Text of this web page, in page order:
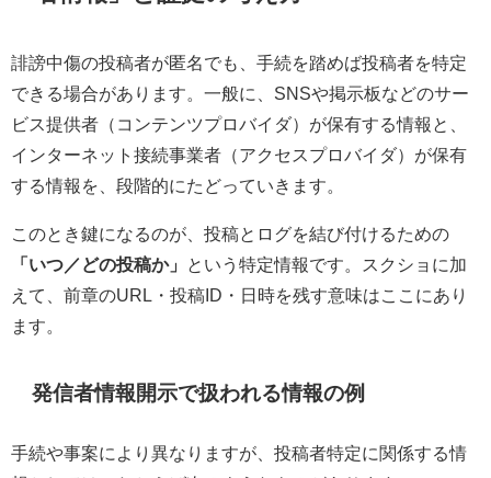
誹謗中傷の投稿者が匿名でも、手続を踏めば投稿者を特定
できる場合があります。一般に、SNSや掲示板などのサー
ビス提供者（コンテンツプロバイダ）が保有する情報と、
インターネット接続事業者（アクセスプロバイダ）が保有
する情報を、段階的にたどっていきます。
このとき鍵になるのが、投稿とログを結び付けるための
「いつ／どの投稿か」
という特定情報です。スクショに加
えて、前章のURL・投稿ID・日時を残す意味はここにあり
ます。
発信者情報開示で扱われる情報の例
手続や事案により異なりますが、投稿者特定に関係する情